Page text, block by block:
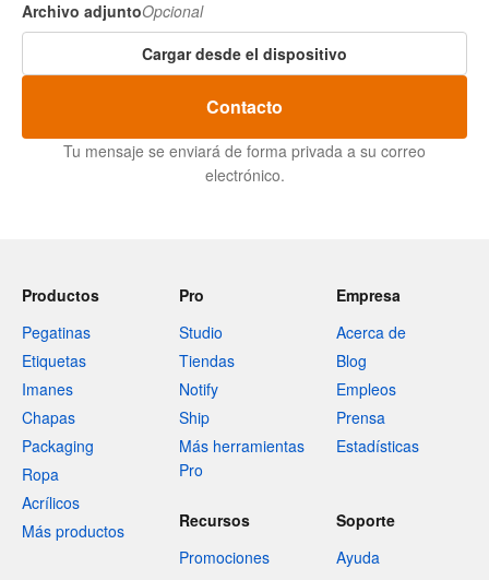
Archivo adjuntoOpcional
Cargar desde el dispositivo
Contacto
Tu mensaje se enviará de forma privada a su correo
electrónico.
Productos
Pegatinas
Etiquetas
Imanes
Chapas
Packaging
Ropa
Acrílicos
Más productos
Pro
Studio
Tiendas
Notify
Ship
Más herramientas
Pro
Empresa
Acerca de
Blog
Empleos
Prensa
Estadísticas
Recursos
Promociones
Soporte
Ayuda